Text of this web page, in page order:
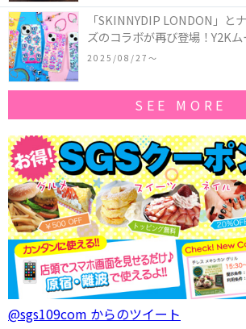
「SKINNYDIP LONDON」と
ズのコラボが再び登場！Y2K
作コレクションを発売♪
2025/08/27〜
SEE MORE
@sgs109com からのツイート